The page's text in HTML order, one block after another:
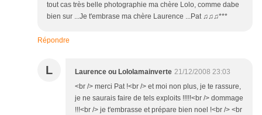
tout cas très belle photographie ma chère Lolo, comme dabe
bien sur ...Je t'embrase ma chère Laurence ...Pat ♫♫♫***
Répondre
L Laurence ou Lololamainverte 21/12/2008 23:03
<br /> merci Pat !<br /> et moi non plus, je te rassure,
je ne saurais faire de tels exploits !!!!!<br /> dommage
!!!<br /> je t'embrasse et prépare bien noel !<br /> <br